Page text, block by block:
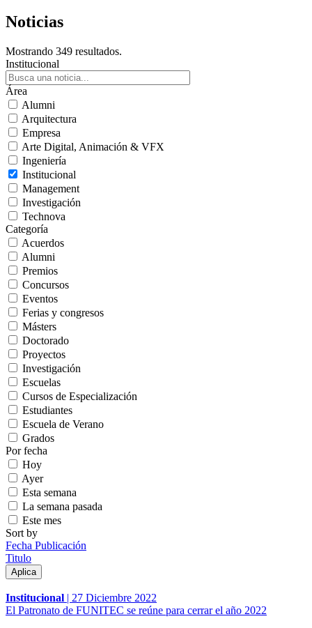
Noticias
Mostrando 349 resultados.
Institucional
Área
Alumni
Arquitectura
Empresa
Arte Digital, Animación & VFX
Ingeniería
Institucional
Management
Investigación
Technova
Categoría
Acuerdos
Alumni
Premios
Concursos
Eventos
Ferias y congresos
Másters
Doctorado
Proyectos
Investigación
Escuelas
Cursos de Especialización
Estudiantes
Escuela de Verano
Grados
Por fecha
Hoy
Ayer
Esta semana
La semana pasada
Este mes
Sort by
Fecha Publicación
Titulo
Institucional | 27 Diciembre 2022
El Patronato de FUNITEC se reúne para cerrar el año 2022